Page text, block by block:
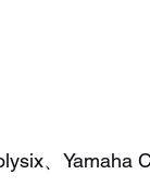
、Yamaha